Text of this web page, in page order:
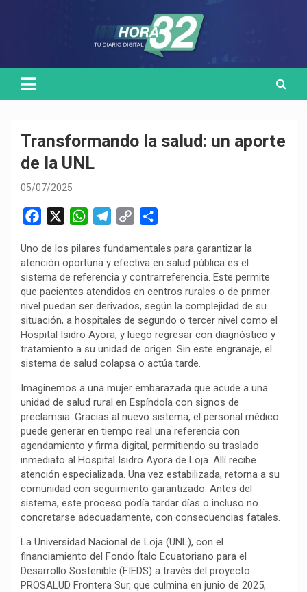
Transformando la salud: un aporte
de la UNL
05/07/2025
c
e
b
o
o
k
W
a
t
s
A
p
p
l
e
g
r
a
m
p
y
L
i
n
k
m
p
a
r
t
i
r
Uno de los pilares fundamentales para garantizar la
atención oportuna y efectiva en salud pública es el
sistema de referencia y contrarreferencia. Este permite
que pacientes atendidos en centros rurales o de primer
nivel puedan ser derivados, según la complejidad de su
situación, a hospitales de segundo o tercer nivel como el
Hospital Isidro Ayora, y luego regresar con diagnóstico y
tratamiento a su unidad de origen. Sin este engranaje, el
sistema de salud colapsa o actúa tarde.
Imaginemos a una mujer embarazada que acude a una
unidad de salud rural en Espíndola con signos de
preclamsia. Gracias al nuevo sistema, el personal médico
puede generar en tiempo real una referencia con
agendamiento y firma digital, permitiendo su traslado
inmediato al Hospital Isidro Ayora de Loja. Allí recibe
atención especializada. Una vez estabilizada, retorna a su
comunidad con seguimiento garantizado. Antes del
sistema, este proceso podía tardar días o incluso no
concretarse adecuadamente, con consecuencias fatales.
La Universidad Nacional de Loja (UNL), con el
financiamiento del Fondo Ítalo Ecuatoriano para el
Desarrollo Sostenible (FIEDS) a través del proyecto
PROSALUD Frontera Sur, que culmina en junio de 2025,